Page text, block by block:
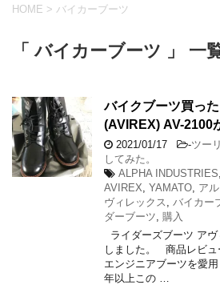
HOME > バイカーブーツ
「 バイカーブーツ 」 一
バイクブーツ買っ
(AVIREX) AV-2100
2021/01/17 -ツー
してみた。
ALPHA INDUSTRIES
AVIREX YAMATO ア
ヴィレックス
バイカー
ダーブーツ 購入
ライダーズブーツ アヴ
しました。 商品レビュ
エンジニアブーツを愛
年以上この …